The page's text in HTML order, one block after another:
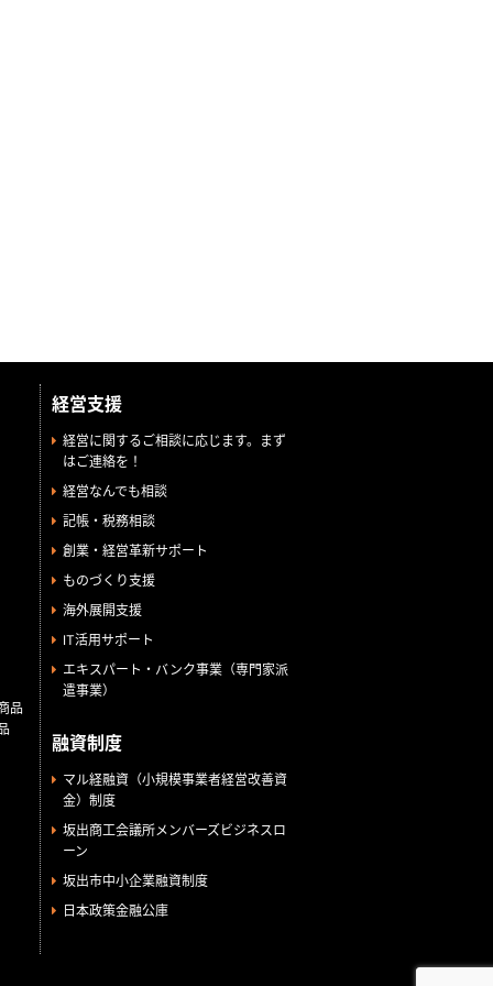
品
経営支援
経営に関するご相談に応じます。まず
はご連絡を！
経営なんでも相談
記帳・税務相談
創業・経営革新サポート
ものづくり支援
海外展開支援
IT活用サポート
エキスパート・バンク事業（専門家派
遣事業）
融資制度
マル経融資（小規模事業者経営改善資
金）制度
坂出商工会議所メンバーズビジネスロ
ーン
坂出市中小企業融資制度
日本政策金融公庫